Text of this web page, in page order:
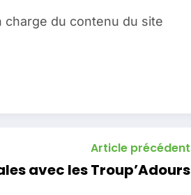
du contenu du site
Article précédent
avec les Troup’Adours